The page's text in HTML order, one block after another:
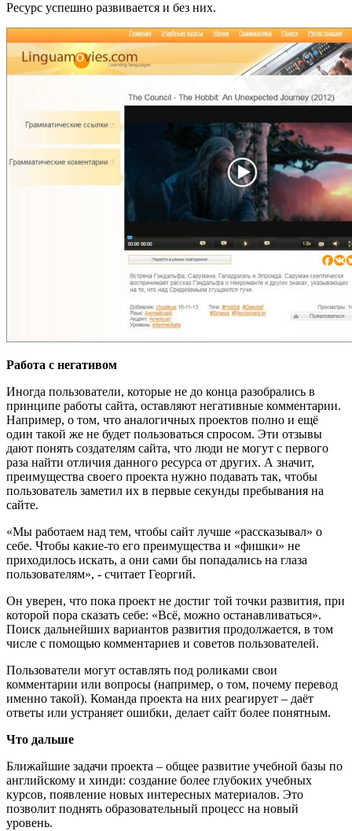
Ресурс успешно развивается и без них.
Работа с негативом
Иногда пользователи, которые не до конца разобрались в
принципе работы сайта, оставляют негативные комментарии.
Например, о том, что аналогичных проектов полно и ещё
один такой же не будет пользоваться спросом. Эти отзывы
дают понять создателям сайта, что люди не могут с первого
раза найти отличия данного ресурса от других. А значит,
преимущества своего проекта нужно подавать так, чтобы
пользователь заметил их в первые секунды пребывания на
сайте.
«Мы работаем над тем, чтобы сайт лучше «рассказывал» о
себе. Чтобы какие-то его преимущества и «фишки» не
приходилось искать, а они сами бы попадались на глаза
пользователям», - считает Георгий.
Он уверен, что пока проект не достиг той точки развития, при
которой пора сказать себе: «Всё, можно останавливаться».
Поиск дальнейших вариантов развития продолжается, в том
числе с помощью комментариев и советов пользователей.
Пользователи могут оставлять под роликами свои
комментарии или вопросы (например, о том, почему перевод
именно такой). Команда проекта на них реагирует – даёт
ответы или устраняет ошибки, делает сайт более понятным.
Что дальше
Ближайшие задачи проекта – общее развитие учебной базы по
английскому и хинди: создание более глубоких учебных
курсов, появление новых интересных материалов. Это
позволит поднять образовательный процесс на новый
уровень.